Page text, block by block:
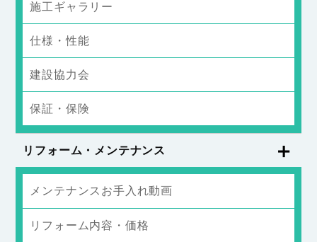
施工ギャラリー
仕様・性能
建設協力会
保証・保険
リフォーム・メンテナンス
メンテナンスお手入れ動画
リフォーム内容・価格